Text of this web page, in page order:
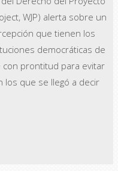
WJP) alerta sobre un
que tienen los
democráticas de
prontitud para evitar
que se llegó a decir